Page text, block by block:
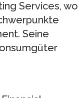
Services, wo
Seine